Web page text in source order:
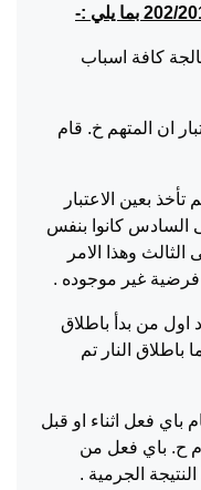
كافة اسباب
ان المتهم خ. قام
بعين الاعتبار
السادس كانوا بنفس
الثالث وهذا الامر
فرضية غير موجوده .
اول من بدأ باطلاق
باطلاق النار تم
باي فعل اثناء او قبل
ح. باي فعل من
الجرمية .